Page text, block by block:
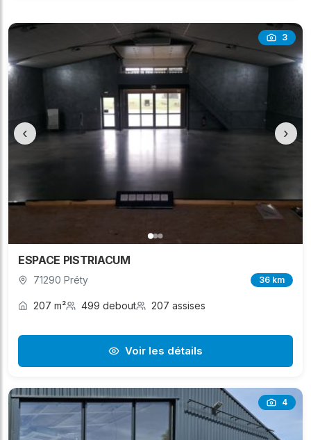
3
‹ ›
ESPACE PISTRIACUM
71290 Préty 36 km
207 m² 499 debout 207 assises
Voir les détails
4